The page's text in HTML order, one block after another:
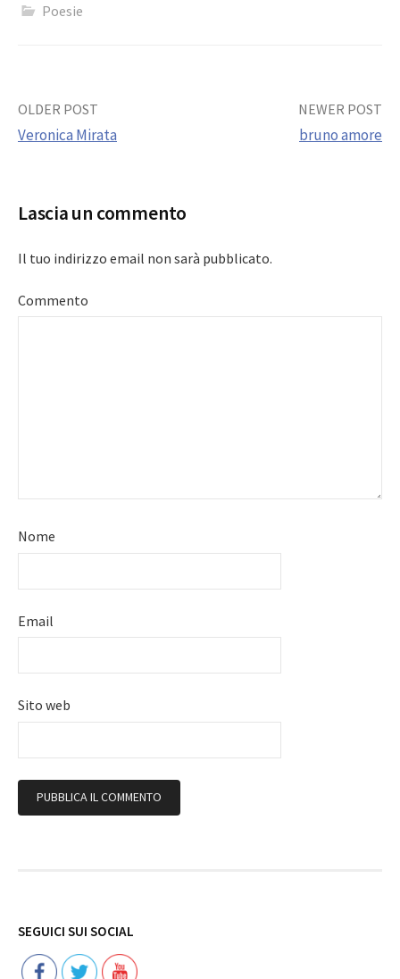
Poesie
Post
OLDER POST
Veronica Mirata
NEWER POST
bruno amore
Lascia un commento
Il tuo indirizzo email non sarà pubblicato.
Commento
Nome
Email
Sito web
SEGUICI SUI SOCIAL